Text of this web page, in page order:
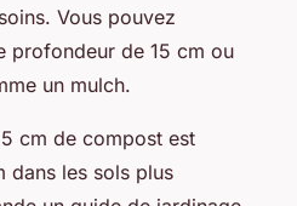
Vous pouvez
profondeur de 15 cm ou
un mulch.
cm de compost est
dans les sols plus